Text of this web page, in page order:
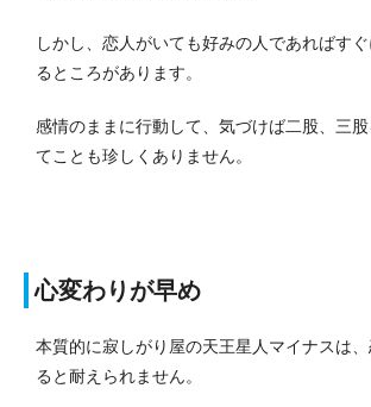
しかし、恋人がいても好みの人であればす
るところがあります。
感情のままに行動して、気づけば二股、三
てことも珍しくありません。
心変わりが早め
本質的に寂しがり屋の天王星人マイナスは
ると耐えられません。